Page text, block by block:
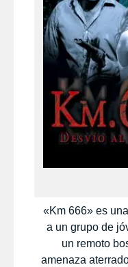
«Km 666» es
a un grupo de
un remoto
amenaza